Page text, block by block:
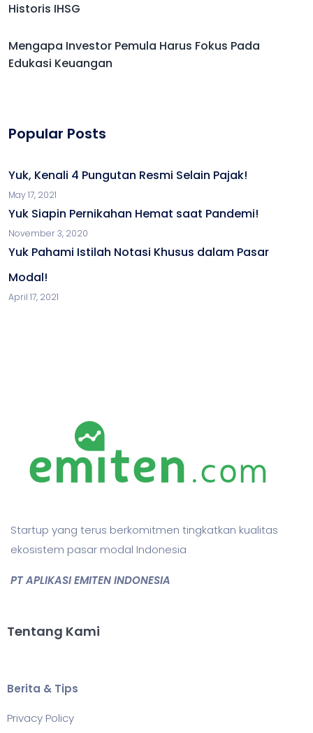
Historis IHSG
Mengapa Investor Pemula Harus Fokus Pada
Edukasi Keuangan
Popular Posts
Yuk, Kenali 4 Pungutan Resmi Selain Pajak!
May 17, 2021
Yuk Siapin Pernikahan Hemat saat Pandemi!
November 3, 2020
Yuk Pahami Istilah Notasi Khusus dalam Pasar
Modal!
April 17, 2021
Startup yang terus berkomitmen tingkatkan kualitas
ekosistem pasar modal Indonesia
PT APLIKASI EMITEN INDONESIA
Tentang Kami
Berita & Tips
Privacy Policy